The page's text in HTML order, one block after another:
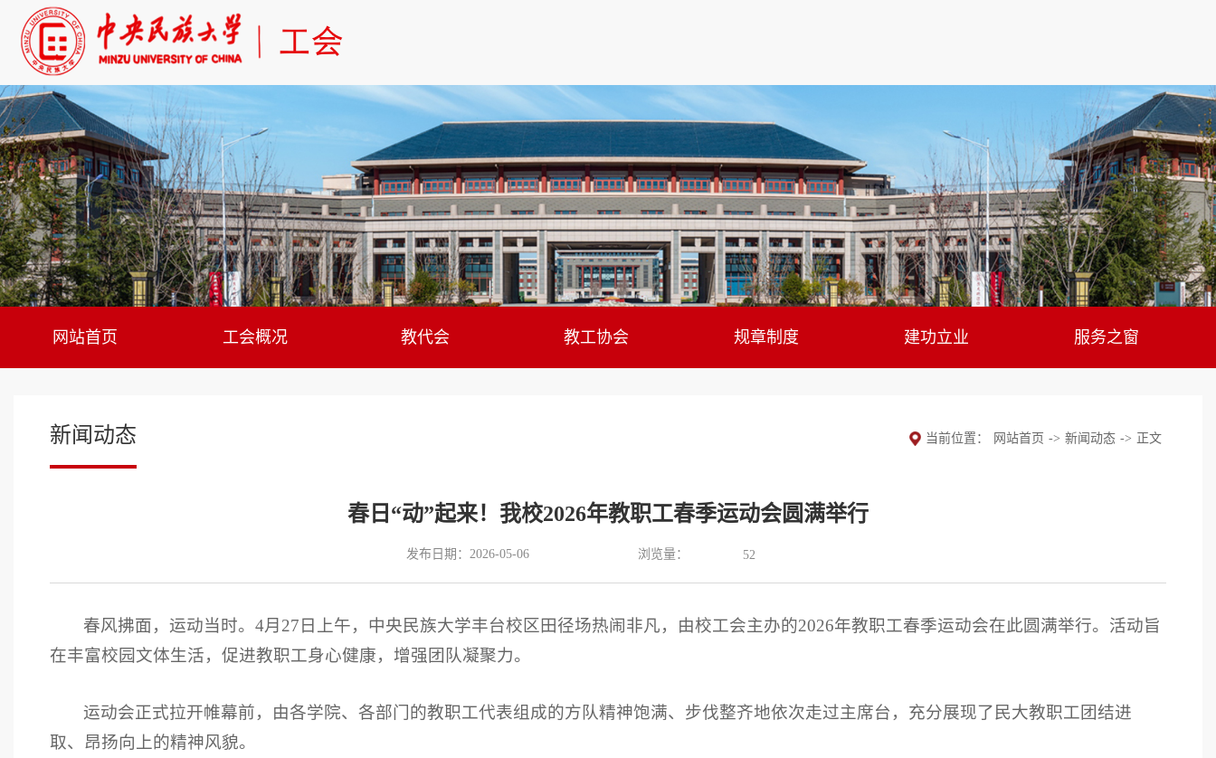
网站首页 工会概况 教代会 教工协会 规章制度 建功立业 服务之窗
新闻动态 当前位置： 网站首页 -> 新闻动态 -> 正文
春日“动”起来！我校2026年教职工春季运动会圆满举行
发布日期：2026-05-06 浏览量： 52
春风拂面，运动当时。4月27日上午，中央民族大学丰台校区田径场热闹非凡，由校工会主办的2026年教职工春季运动会在此圆满举行。活动旨
在丰富校园文体生活，促进教职工身心健康，增强团队凝聚力。
运动会正式拉开帷幕前，由各学院、各部门的教职工代表组成的方队精神饱满、步伐整齐地依次走过主席台，充分展现了民大教职工团结进
取、昂扬向上的精神风貌。